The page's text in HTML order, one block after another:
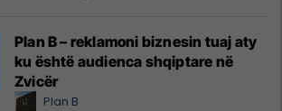
Plan B – reklamoni biznesin tuaj aty
ku është audienca shqiptare në
Zvicër
Plan B